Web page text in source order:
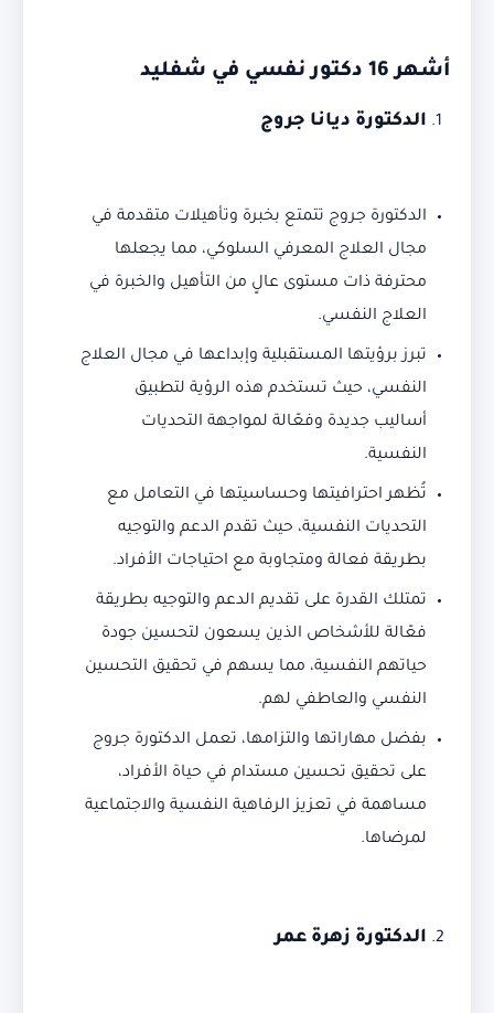
أشهر 16 دكتور نفسي في شفليد
الدكتورة ديانا جروج
الدكتورة جروج تتمتع بخبرة وتأهيلات متقدمة في
مجال العلاج المعرفي السلوكي، مما يجعلها
محترفة ذات مستوى عالٍ من التأهيل والخبرة في
العلاج النفسي.
تبرز برؤيتها المستقبلية وإبداعها في مجال العلاج
النفسي، حيث تستخدم هذه الرؤية لتطبيق
أساليب جديدة وفعّالة لمواجهة التحديات
النفسية.
تُظهر احترافيتها وحساسيتها في التعامل مع
التحديات النفسية، حيث تقدم الدعم والتوجيه
بطريقة فعالة ومتجاوبة مع احتياجات الأفراد.
تمتلك القدرة على تقديم الدعم والتوجيه بطريقة
فعّالة للأشخاص الذين يسعون لتحسين جودة
حياتهم النفسية، مما يسهم في تحقيق التحسين
النفسي والعاطفي لهم.
بفضل مهاراتها والتزامها، تعمل الدكتورة جروج
على تحقيق تحسين مستدام في حياة الأفراد،
مساهمة في تعزيز الرفاهية النفسية والاجتماعية
لمرضاها.
الدكتورة زهرة عمر